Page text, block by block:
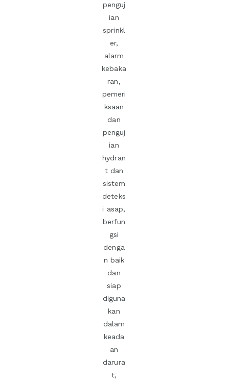
penguj
ian
sprinkl
er,
alarm
kebaka
ran,
pemeri
ksaan
dan
penguj
ian
hydran
t dan
sistem
deteks
i asap,
berfun
gsi
denga
n baik
dan
siap
diguna
kan
dalam
keada
an
darura
t,